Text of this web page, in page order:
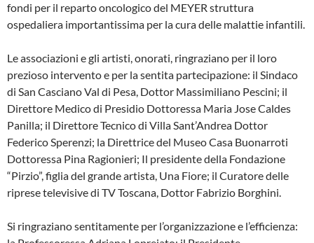
fondi per il reparto oncologico del MEYER struttura
ospedaliera importantissima per la cura delle malattie infantili.
Le associazioni e gli artisti, onorati, ringraziano per il loro
prezioso intervento e per la sentita partecipazione: il Sindaco
di San Casciano Val di Pesa, Dottor Massimiliano Pescini; il
Direttore Medico di Presidio Dottoressa Maria Jose Caldes
Panilla; il Direttore Tecnico di Villa Sant’Andrea Dottor
Federico Sperenzi; la Direttrice del Museo Casa Buonarroti
Dottoressa Pina Ragionieri; Il presidente della Fondazione
“Pirzio”, figlia del grande artista, Una Fiore; il Curatore delle
riprese televisive di TV Toscana, Dottor Fabrizio Borghini.
Si ringraziano sentitamente per l’organizzazione e l’efficienza: